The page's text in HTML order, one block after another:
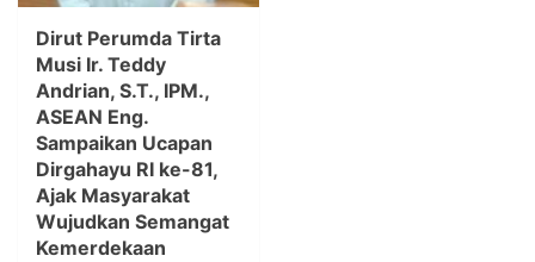
Dirut Perumda Tirta
Musi Ir. Teddy
Andrian, S.T., IPM.,
ASEAN Eng.
Sampaikan Ucapan
Dirgahayu RI ke-81,
Ajak Masyarakat
Wujudkan Semangat
Kemerdekaan